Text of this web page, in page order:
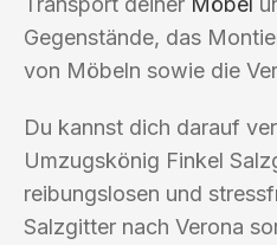
Gegenstände, das
von Möbeln sowie die
Du kannst dich darauf
Umzugskönig Finkel
reibungslosen und
Salzgitter nach Verona